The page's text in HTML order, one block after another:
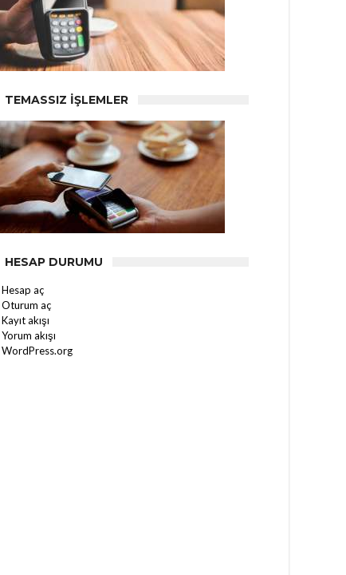
TEMASSIZ İŞLEMLER
HESAP DURUMU
Hesap aç
Oturum aç
Kayıt akışı
Yorum akışı
WordPress.org